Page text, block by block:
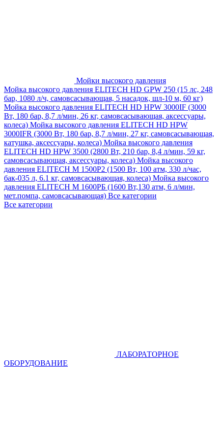
Мойки высокого давления
Мойка высокого давления ELITECH HD GPW 250 (15 лс, 248
бар, 1080 л/ч, самовсасывающая, 5 насадок, шл-10 м, 60 кг)
Мойка высокого давления ELITECH HD HPW 3000IF (3000
Вт, 180 бар, 8,7 л/мин, 26 кг, самовсасывающая, аксессуары,
колеса) Мойка высокого давления ELITECH HD HPW
3000IFR (3000 Вт, 180 бар, 8,7 л/мин, 27 кг, самовсасывающая,
катушка, аксессуары, колеса) Мойка высокого давления
ELITECH HD HPW 3500 (2800 Вт, 210 бар, 8,4 л/мин, 59 кг,
самовсасывающая, аксессуары, колеса) Мойка высокого
давления ELITECH M 1500P2 (1500 Вт, 100 атм, 330 л/час,
бак-035 л, 6.1 кг, самовсасывающая, колеса) Мойка высокого
давления ELITECH М 1600РБ (1600 Вт,130 атм, 6 л/мин,
мет.помпа, самовсасывающая) Все категории
Все категории
ЛАБОРАТОРНОЕ
ОБОРУДОВАНИЕ